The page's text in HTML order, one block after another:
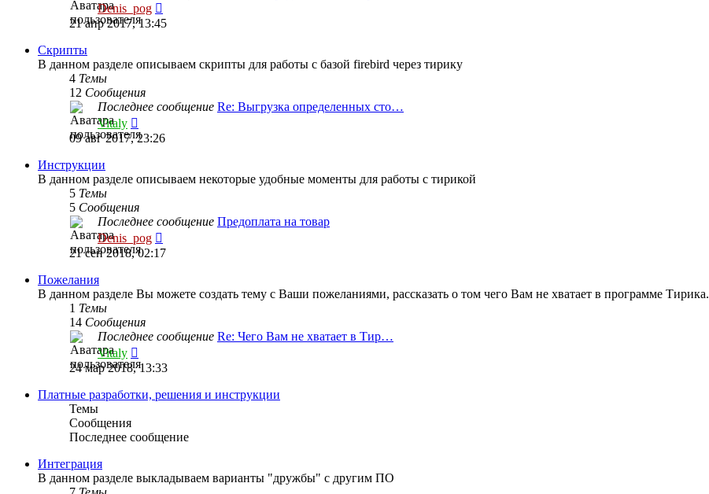
Denis_pog
к
21 апр 2017, 13:45
Скрипты
В данном разделе описываем скрипты для работы с базой firebird через тирику
4 Темы
12 Сообщения
Последнее сообщение Re: Выгрузка определенных сто…
Vitaly
к
09 авг 2017, 23:26
Инструкции
В данном разделе описываем некоторые удобные моменты для работы с тирикой
5 Темы
5 Сообщения
Последнее сообщение Предоплата на товар
Denis_pog
к
21 сен 2018, 02:17
Пожелания
В данном разделе Вы можете создать тему с Ваши пожеланиями, рассказать о том чего Вам не хватает в программе Тирика.
1 Темы
14 Сообщения
Последнее сообщение Re: Чего Вам не хватает в Тир…
Vitaly
к
сообщению
24 мар 2018, 13:33
Платные разработки, решения и инструкции
Темы
Сообщения
Последнее сообщение
Интеграция
В данном разделе выкладываем варианты "дружбы" с другим ПО